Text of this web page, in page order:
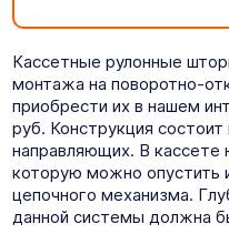
Кассетные рулонные
монтажа на поворотно-
приобрести их в нашем
руб. Конструкция
направляющих. В кассете
которую можно опустить
цепочного механизма.
данной системы должна